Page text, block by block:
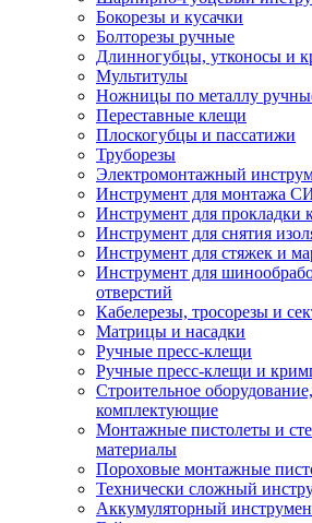
Бокорезы и кусачки
Болторезы ручные
Длинногубцы, утконосы и
Мультитулы
Ножницы по металлу
Переставные клещи
Плоскогубцы и пассатижи
Труборезы
Электромонтажный
Инструмент для монтажа
Инструмент для прокладки
Инструмент для снятия
Инструмент для стяжек и
Инструмент для
отверстий
Кабелерезы, тросорезы и
Матрицы и насадки
Ручные пресс-клещи
Ручные пресс-клещи и
Строительное
комплектующие
Монтажные пистолеты и
материалы
Пороховые монтажные
Технически сложный
Аккумуляторный